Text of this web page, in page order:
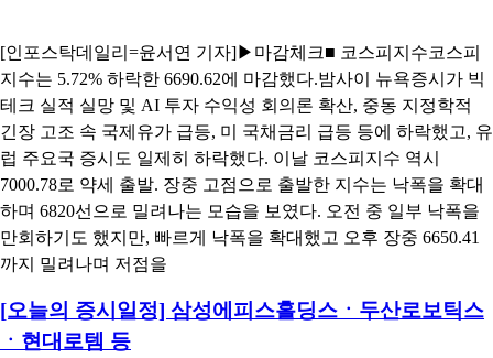
피어 4곳 모두 대만 상장사…LX세미콘은 최저 PER로 제외
[0724마감체크] 코스피, AI 수익성 우려·중동 긴장에
5%대 급락
2026.07.24 17:12:18
[인포스탁데일리=윤서연 기자]▶마감체크■ 코스피지수코스피